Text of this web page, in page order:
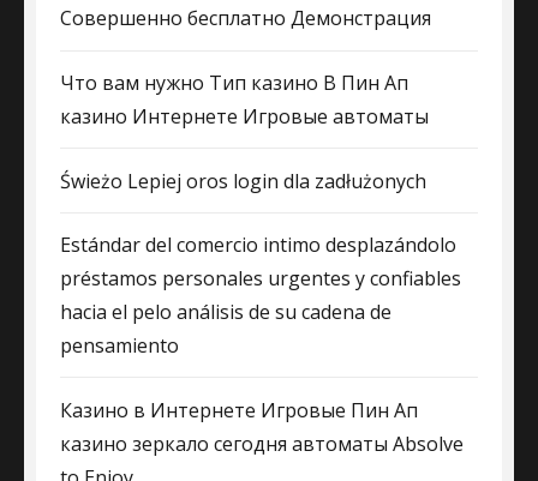
Совершенно бесплатно Демонстрация
Что вам нужно Тип казино В Пин Ап
казино Интернете Игровые автоматы
Świeżo Lepiej oros login dla zadłużonych
Estándar del comercio intimo desplazándolo
préstamos personales urgentes y confiables
hacia el pelo análisis de su cadena de
pensamiento
Казино в Интернете Игровые Пин Ап
казино зеркало сегодня автоматы Absolve